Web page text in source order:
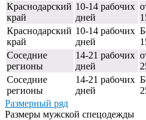
Краснодарский
край
10-14 рабочих
дней
Краснодарский
край
10-14 рабочих
дней
Соседние
регионы
14-21 рабочих
дней
Соседние
регионы
14-21 рабочих
дней
Размерный ряд
Размеры мужской спецодежды